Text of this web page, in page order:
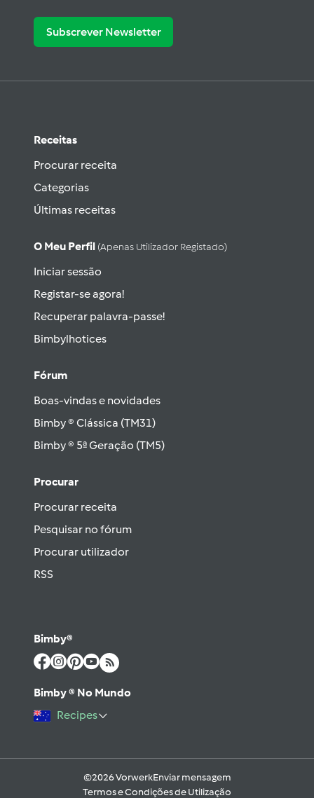
Subscrever Newsletter
Receitas
Procurar receita
Categorias
Últimas receitas
O Meu Perfil (apenas Utilizador Registado)
Iniciar sessão
Registar-se agora!
Recuperar palavra-passe!
Bimbylhotices
Fórum
Boas-vindas e novidades
Bimby ® Clássica (TM31)
Bimby ® 5ª Geração (TM5)
Procurar
Procurar receita
Pesquisar no fórum
Procurar utilizador
RSS
Bimby®
Bimby ® No Mundo
Recipes
©2026 VorwerkEnviar mensagem
Termos e Condições de Utilização